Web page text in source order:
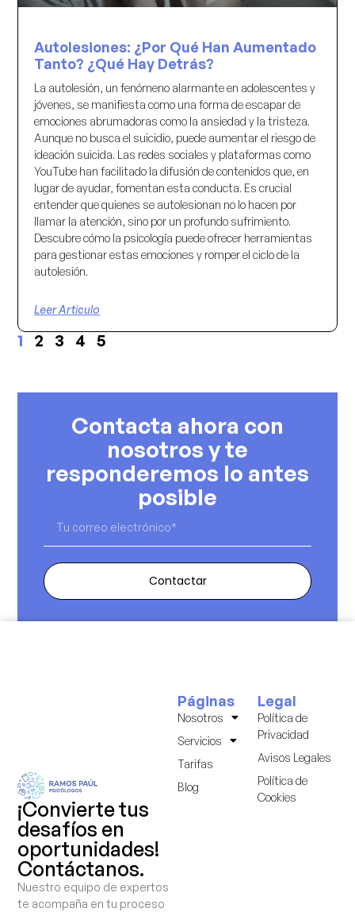
Autolesiones: ¿Por Qué Han Aumentado
Tanto? ¿Qué Hay Detrás?
La autolesión, un fenómeno alarmante en adolescentes y
jóvenes, se manifiesta como una forma de escapar de
emociones abrumadoras como la ansiedad y la tristeza.
Aunque no busca el suicidio, puede aumentar el riesgo de
ideación suicida. Las redes sociales y plataformas como
YouTube han facilitado la difusión de contenidos que, en
lugar de ayudar, fomentan esta conducta. Es crucial
entender que quienes se autolesionan no lo hacen por
llamar la atención, sino por un profundo sufrimiento.
Descubre cómo la psicología puede ofrecer herramientas
para gestionar estas emociones y romper el ciclo de la
autolesión.
Leer Articulo
1 2 3 4 5
Contacta ahora con
nosotros y te
responderemos lo antes
posible
Contactar
¡Convierte tus
desafíos en
oportunidades!
Contáctanos.
Nuestro equipo de expertos
te acompaña en tu proceso
Legal
Política de
Privacidad
Avisos Legales
Política de
Cookies
Páginas
Nosotros
Servicios
Tarifas
Blog